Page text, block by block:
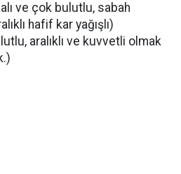
ve çok bulutlu, sabah
hafif kar yağışlı)
aralıklı ve kuvvetli olmak